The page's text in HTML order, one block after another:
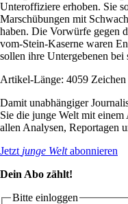
Unteroffiziere erhoben. Sie
Marschübungen mit
haben. Die Vorwürfe gegen
vom-Stein-Kaserne waren
sollen ihre Untergebenen bei
Artikel-Länge: 4059 Zeichen
Damit unabhängiger
Sie die junge Welt mit
allen Analysen, Reportagen
Jetzt junge Weltabonnieren
Dein Abo zählt!
Bitte einloggen